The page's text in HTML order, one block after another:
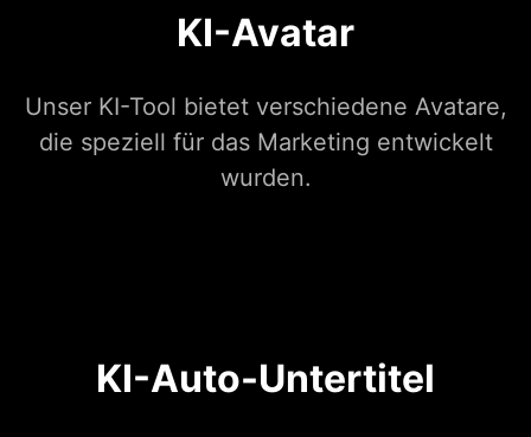
KI-Avatar
Unser KI-Tool bietet verschiedene Avatare,
die speziell für das Marketing entwickelt
wurden.
KI-Auto-Untertitel